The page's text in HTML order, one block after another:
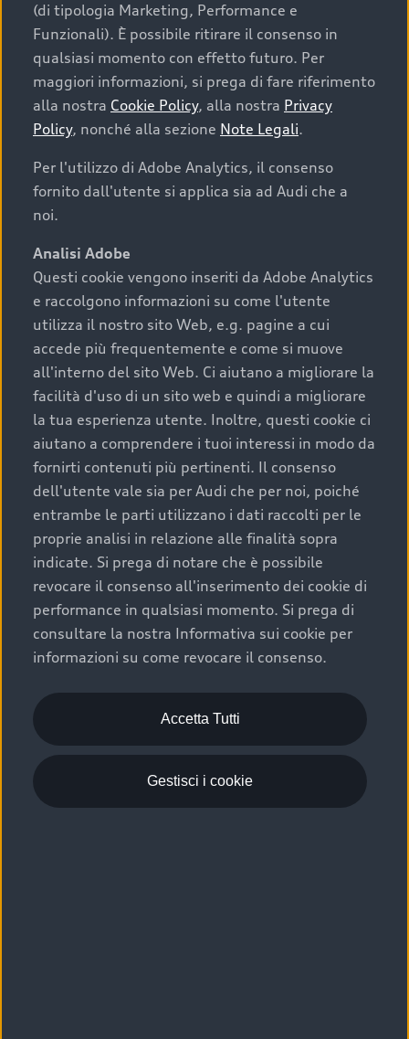
(di tipologia Marketing, Performance e
Funzionali). È possibile ritirare il consenso in
qualsiasi momento con effetto futuro. Per
maggiori informazioni, si prega di fare riferimento
alla nostra Cookie Policy, alla nostra Privacy
Policy, nonché alla sezione Note Legali.
Per l'utilizzo di Adobe Analytics, il consenso
fornito dall'utente si applica sia ad Audi che a
noi.
Analisi Adobe
Questi cookie vengono inseriti da Adobe Analytics
e raccolgono informazioni su come l'utente
utilizza il nostro sito Web, e.g. pagine a cui
accede più frequentemente e come si muove
all'interno del sito Web. Ci aiutano a migliorare la
facilità d'uso di un sito web e quindi a migliorare
la tua esperienza utente. Inoltre, questi cookie ci
aiutano a comprendere i tuoi interessi in modo da
fornirti contenuti più pertinenti. Il consenso
dell'utente vale sia per Audi che per noi, poiché
entrambe le parti utilizzano i dati raccolti per le
proprie analisi in relazione alle finalità sopra
indicate. Si prega di notare che è possibile
revocare il consenso all'inserimento dei cookie di
performance in qualsiasi momento. Si prega di
consultare la nostra Informativa sui cookie per
informazioni su come revocare il consenso.
Accetta Tutti
Gestisci i cookie
Cosa sapere prima di
acquistare la tua prossima
auto
I requisiti fondamentali da considerare prima di
acquistare un’auto usata, oltre al prezzo e all'aspetto,
chilometraggio: un valore contenuto corrisponde a
uno stato migliore del veicolo e a una maggiore
durata nel tempo;
cronologia dei tagliandi: una documentazione
completa della vettura certifica una manutenzione
costante e accurata;
condizioni della carrozzeria e degli interni: una
buona conservazione evidenzia cura e attenzione del
precedente proprietario;
efficienza meccanica: motore, trasmissione e
componenti principali in ottimo stato garantiscono
prestazioni affidabili e sicure.
Acquistare un’auto usata in una Concessionaria ufficiale
Audi che offre l’usato garantito tramite Audi Prima
Scelta :plus, significa affidarsi ad un prodotto che viene
sottoposto a 110 controlli approfonditi e coperto da
garanzia fino a 4 anni per una maggiore tutela del tuo
acquisto.